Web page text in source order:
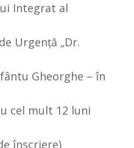
Integrat al
Urgenţă „Dr.
Gheorghe – în
cel mult 12 luni
înscriere)